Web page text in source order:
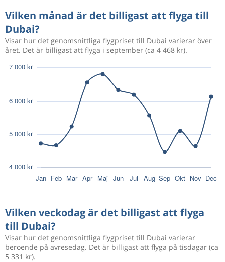
Vilken månad är det billigast att flyga till
Dubai?
Visar hur det genomsnittliga flygpriset till Dubai varierar över
året. Det är billigast att flyga i september (ca 4 468 kr).
Vilken veckodag är det billigast att flyga
till Dubai?
Visar hur det genomsnittliga flygpriset till Dubai varierar
beroende på avresedag. Det är billigast att flyga på tisdagar (ca
5 331 kr).